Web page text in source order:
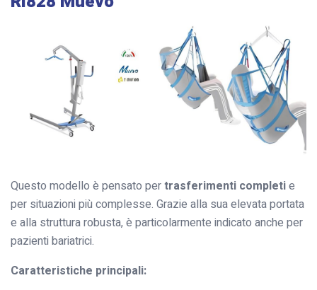
Questo modello è pensato pertrasferimenti completie
per situazioni più complesse. Grazie alla sua elevata portata
e alla struttura robusta, è particolarmente indicato anche per
pazienti bariatrici.
Caratteristiche principali: